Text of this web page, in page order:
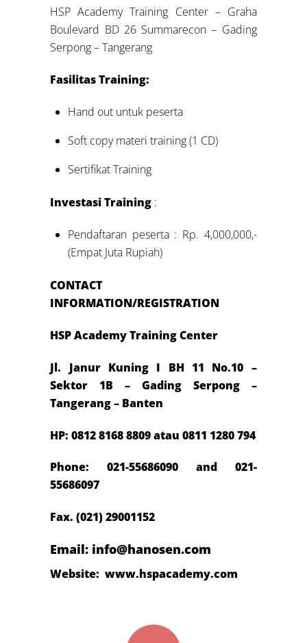
HSP Academy Training Center – Graha
Boulevard BD 26 Summarecon – Gading
Serpong – Tangerang
Fasilitas Training:
Hand out untuk peserta
Soft copy materi training (1 CD)
Sertifikat Training
Investasi Training :
Pendaftaran peserta : Rp. 4,000,000,-
(Empat Juta Rupiah)
CONTACT
INFORMATION/REGISTRATION
HSP Academy Training Center
Jl. Janur Kuning I BH 11 No.10 –
Sektor 1B – Gading Serpong –
Tangerang – Banten
HP: 0812 8168 8809 atau 0811 1280 794
Phone: 021-55686090 and 021-
55686097
Fax. (021) 29001152
Email: info@hanosen.com
Website: www.hspacademy.com